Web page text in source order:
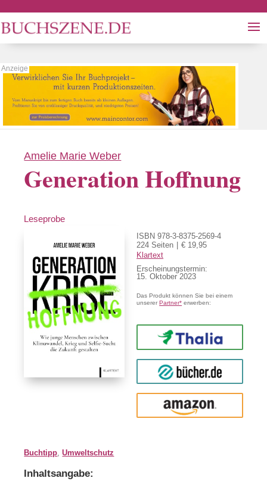
Amelie Marie Weber
Generation Hoffnung
Leseprobe
ISBN 978-3-8375-2569-4
224 Seiten
€ 19,95
Klartext
Erscheinungstermin:
15. Oktober 2023
Das Produkt können Sie bei einem
unserer Partner* erwerben:
Thalia
buecher.de
Amazon
Buchtipp,Umweltschutz
Inhaltsangabe: